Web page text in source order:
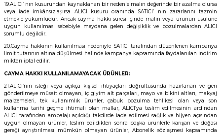
19.ALICI’ nın kusurundan kaynaklanan bir nedenle malın değerinde bir azalma olursa
veya iade imkânsızlaşırsa ALICI kusuru oranında SATICI’ nın zararlarını tazmin
etmekle yükümlüdür. Ancak cayma hakkı süresi içinde malın veya ürünün usulüne
uygun kullanılması sebebiyle meydana gelen değişiklik ve bozulmalardan ALICI
sorumlu değildir.
20.Cayma hakkının kullanılması nedeniyle SATICI tarafından düzenlenen kampanya
limit tutarının altına düşülmesi halinde kampanya kapsamında faydalanılan indirim
miktarı iptal edilir.
CAYMA HAKKI KULLANILAMAYACAK ÜRÜNLER:
21.ALICI’nın isteği veya açıkça kişisel ihtiyaçları doğrultusunda hazırlanan ve geri
gönderilmeye müsait olmayan, iç giyim alt parçaları, mayo ve bikini altları, makyaj
malzemeleri, tek kullanımlık ürünler, çabuk bozulma tehlikesi olan veya son
kullanma tarihi geçme ihtimali olan mallar, ALICI’ya teslim edilmesinin ardından
ALICI tarafından ambalajı açıldığı takdirde iade edilmesi sağlık ve hijyen açısından
uygun olmayan ürünler, teslim edildikten sonra başka ürünlerle karışan ve doğası
gereği ayrıştırılması mümkün olmayan ürünler, Abonelik sözleşmesi kapsamında